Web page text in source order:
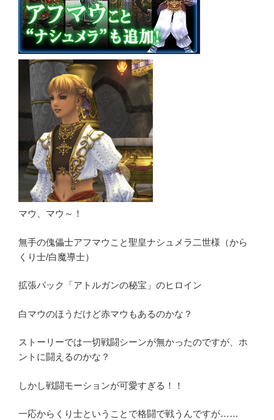
マウ、マウ～！
無手の傀儡士アフマウこと聖皇ナシュメラ二世様（から
くり士/白魔導士）
拡張パック「アトルガンの秘宝」のヒロイン
白マウのほうだけど赤マウもあるのかな？
ストーリーでは一切戦闘シーンが無かったのですが、ホ
ントに闘えるのかな？
しかし戦闘モーションが可愛すぎる！！
一応からくり士ということで格闘で戦うんですが……